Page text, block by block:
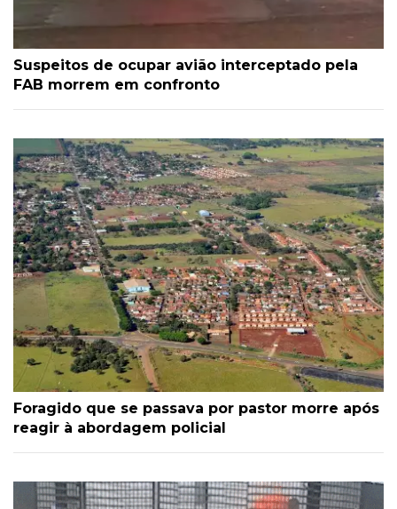
Suspeitos de ocupar avião interceptado pela
FAB morrem em confronto
Foragido que se passava por pastor morre após
reagir à abordagem policial